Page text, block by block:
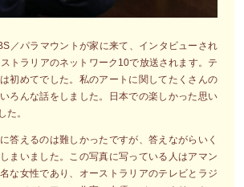
／パラマウントが家に来て、インタビューされ
トラリアのネットワーク10で放送されます。テ
初めてでした。私のアートに関してたくさんの
ろんな話をしました。日本での楽しかった思い
た。
答えるのは難しかったですが、答えながらいく
まいました。この写真に写っている人はアマン
な女性であり、オーストラリアのテレビとラジ